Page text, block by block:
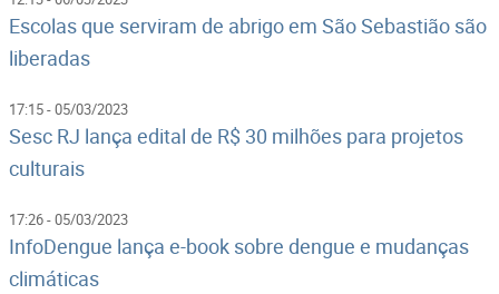
Escolas que serviram de abrigo em São Sebastião são
liberadas
17:15 - 05/03/2023
Sesc RJ lança edital de R$ 30 milhões para projetos
culturais
17:26 - 05/03/2023
InfoDengue lança e-book sobre dengue e mudanças
climáticas